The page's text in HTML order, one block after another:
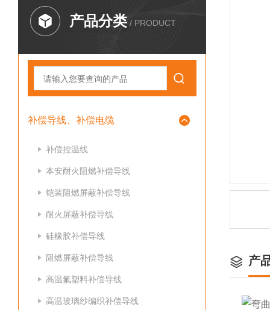
产品分类 / PRODUCT
补偿导线、补偿电缆
补偿控温线
本安耐火阻燃补偿导线
铠装阻燃屏蔽补偿导线
耐火屏蔽补偿导线
硅橡胶补偿导线
阻燃屏蔽补偿导线
高温氟塑料补偿导线
高温玻璃纱编织补偿导线
产